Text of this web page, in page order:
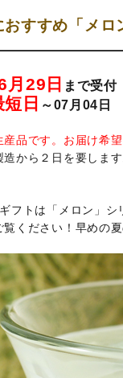
すすめ「メロ
月29日 まで受付
短日 ～07月04日
品です。お届け希
から２日を要しま
フトは「メロン」シ
ください！早めの